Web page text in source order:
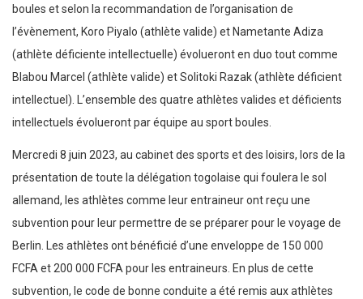
boules et selon la recommandation de l’organisation de
l’évènement, Koro Piyalo (athlète valide) et Nametante Adiza
(athlète déficiente intellectuelle) évolueront en duo tout comme
Blabou Marcel (athlète valide) et Solitoki Razak (athlète déficient
intellectuel). L’ensemble des quatre athlètes valides et déficients
intellectuels évolueront par équipe au sport boules.
Mercredi 8 juin 2023, au cabinet des sports et des loisirs, lors de la
présentation de toute la délégation togolaise qui foulera le sol
allemand, les athlètes comme leur entraineur ont reçu une
subvention pour leur permettre de se préparer pour le voyage de
Berlin. Les athlètes ont bénéficié d’une enveloppe de 150 000
FCFA et 200 000 FCFA pour les entraineurs. En plus de cette
subvention, le code de bonne conduite a été remis aux athlètes